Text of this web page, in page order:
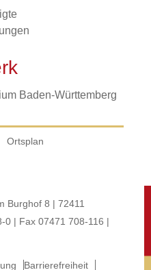
Baden-Württemberg
Ortsplan
Burghof 8 | 72411
0 | Fax 07471 708-116 |
Barrierefreiheit